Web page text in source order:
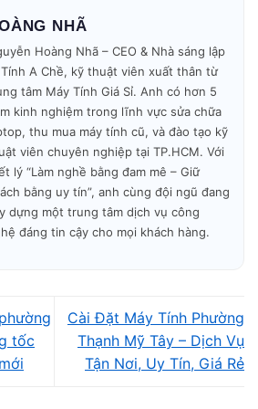
báo giá – sửa nhanh trong ngày.
bạch – không phát sinh phí.
19h30mỗi ngày.
NHÃ
Hoàng Nhã – CEO & Nhà sáng lập
A Chề, kỹ thuật viên xuất thân từ
tâm Máy Tính Giá Sỉ. Anh có hơn 5
kinh nghiệm trong lĩnh vực sửa chữa
thu mua máy tính cũ, và đào tạo kỹ
viên chuyên nghiệp tại TP.HCM. Với
lý “Làm nghề bằng đam mê – Giữ
bằng uy tín”, anh cùng đội ngũ đang
dựng một trung tâm dịch vụ công
đáng tin cậy cho mọi khách hàng.
tốc
Cài Đặt Máy Tính Phường
Thạnh Mỹ Tây – Dịch Vụ
Tận Nơi, Uy Tín, Giá Rẻ